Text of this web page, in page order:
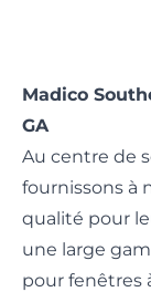
Madico
GA
Au centre de
fournissons à
qualité pour
une large
pour fenêtres